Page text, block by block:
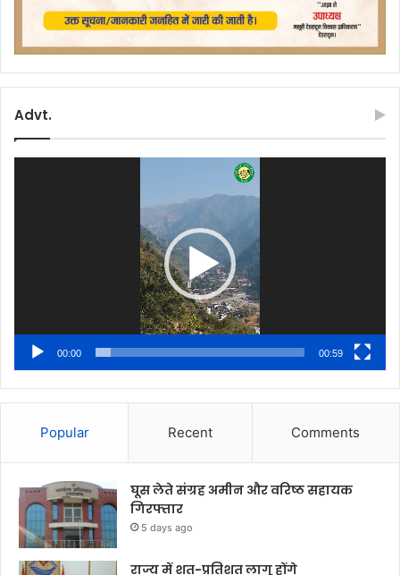
Advt.
00:00 00:59
Popular Recent Comments
घूस लेते संग्रह अमीन और वरिष्ठ सहायक
गिरफ्तार
5 days ago
राज्य में शत-प्रतिशत लागू होंगे